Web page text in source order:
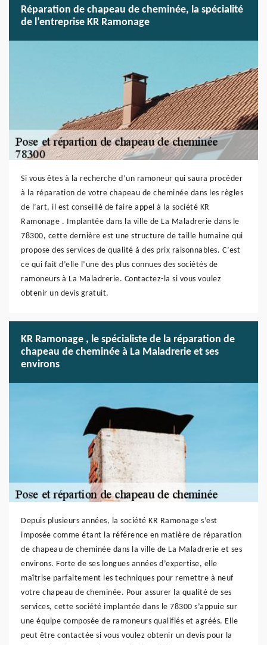
Réparation de chapeau de cheminée, la spécialité
de l’entreprise KR Ramonage
Si vous êtes à la recherche d’un ramoneur qui saura procéder
à la réparation de votre chapeau de cheminée dans les règles
de l’art, il est conseillé de faire appel à la société KR
Ramonage . Implantée dans la ville de La Maladrerie dans le
78300, cette dernière est une structure de taille humaine qui
propose des services de qualité à des prix raisonnables. C’est
ce qui fait d’elle l’une des plus connues des sociétés de
ramoneurs à La Maladrerie. Contactez-la si vous voulez
obtenir un devis gratuit.
KR Ramonage , le spécialiste de la réparation de
chapeau de cheminée à La Maladrerie et ses
environs
Depuis plusieurs années, la société KR Ramonage s’est
imposée comme étant la référence en matière de réparation
de chapeau de cheminée dans la ville de La Maladrerie et ses
environs. Forte de ses longues années d’expertise, elle
maîtrise parfaitement les techniques pour remettre à neuf
votre chapeau de cheminée. Pour assurer la qualité de ses
services, cette société implantée dans le 78300 s’appuie sur
une équipe composée de ramoneurs qualifiés et agréés. Elle
peut être contactée si vous voulez obtenir un devis pour la